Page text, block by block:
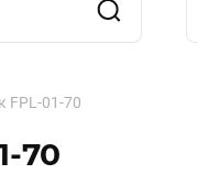
FPL-01-70
70